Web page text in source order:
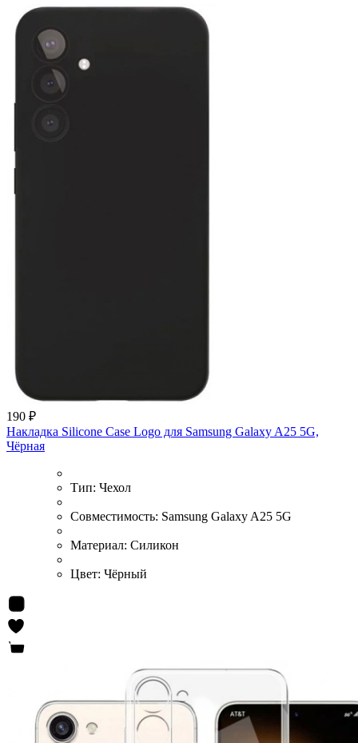
190 ₽
Накладка Silicone Case Logo для Samsung Galaxy A25 5G,
Чёрная
Тип: Чехол
Совместимость: Samsung Galaxy A25 5G
Материал: Силикон
Цвет: Чёрный